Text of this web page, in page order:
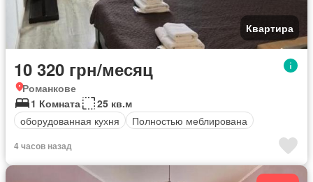
Квартира
10 320 грн/месяц
Романкове
1 Комната
25 кв.м
оборудованная кухня
Полностью меблирована
4 часов назад